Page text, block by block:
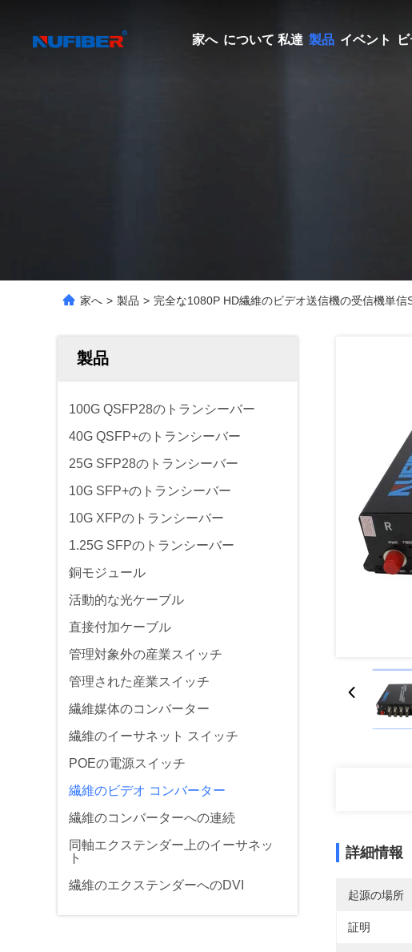
家へ について 私達 製品 イベント
家へ > 製品 > 完全な1080P HD繊維のビデオ送信機の受信機単
製品
100G QSFP28のトランシーバー
40G QSFP+のトランシーバー
25G SFP28のトランシーバー
10G SFP+のトランシーバー
10G XFPのトランシーバー
1.25G SFPのトランシーバー
銅モジュール
活動的な光ケーブル
直接付加ケーブル
管理対象外の産業スイッチ
管理された産業スイッチ
繊維媒体のコンバーター
繊維のイーサネット スイッチ
POEの電源スイッチ
繊維のビデオ コンバーター
繊維のコンバーターへの連続
同軸エクステンダー上のイーサネッ
ト
繊維のエクステンダーへのDVI
詳細情報
起源の場所
証明